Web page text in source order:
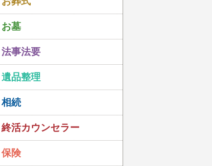
お墓
法事法要
遺品整理
相続
終活カウンセラー
保険